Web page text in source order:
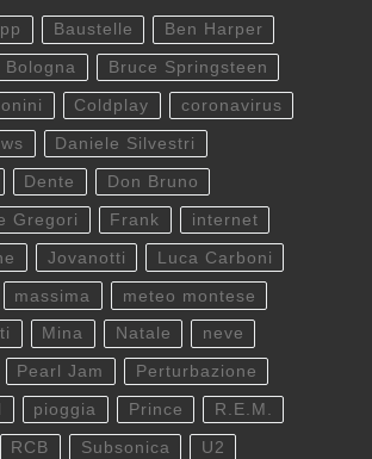
Baustelle Ben Harper
Bologna Bruce Springsteen
Coldplay coronavirus
Daniele Silvestri
Dente Don Bruno
Gregori Frank internet
Jovanotti Luca Carboni
massima meteo montese
Mina Natale neve
Pearl Jam Perturbazione
pioggia Prince R.E.M.
RCB Subsonica U2